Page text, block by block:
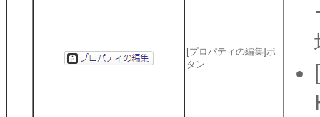
[プロパティの編集]ボ
タン